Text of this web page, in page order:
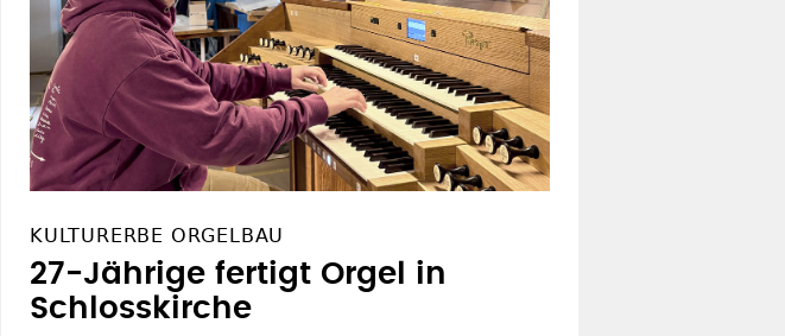
KULTURERBE ORGELBAU
27-Jährige fertigt Orgel in
Schlosskirche